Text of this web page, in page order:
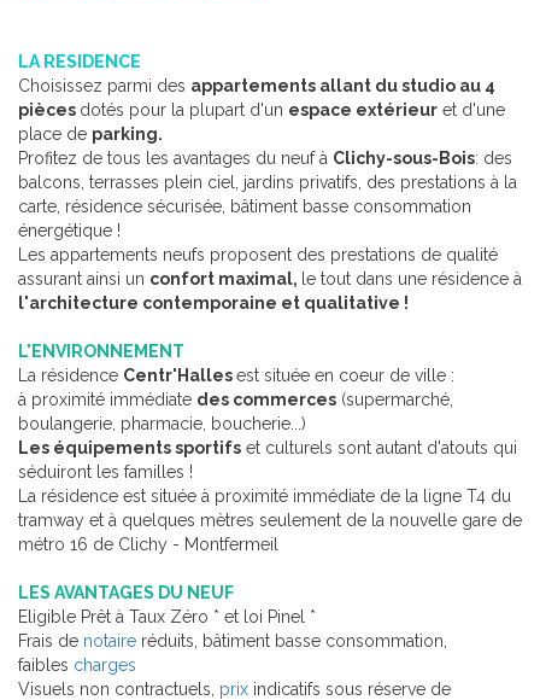
LA RESIDENCE
Choisissez parmi des appartements allant du studio au 4
pièces dotés pour la plupart d'un espace extérieur et d'une
place de parking.
Profitez de tous les avantages du neuf à Clichy-sous-Bois: des
balcons, terrasses plein ciel, jardins privatifs, des prestations à la
carte, résidence sécurisée, bâtiment basse consommation
énergétique !
Les appartements neufs proposent des prestations de qualité
assurant ainsi un confort maximal, le tout dans une résidence à
l'architecture contemporaine et qualitative !
L'ENVIRONNEMENT
La résidence Centr'Hallesest située en coeur de ville :
à proximité immédiate des commerces (supermarché,
boulangerie, pharmacie, boucherie...)
Les équipements sportifs et culturels sont autant d'atouts qui
séduiront les familles !
La résidence est située à proximité immédiate de la ligne T4 du
tramway et à quelques mètres seulement de la nouvelle gare de
métro 16 de Clichy - Montfermeil
LES AVANTAGES DU NEUF
Eligible Prêt à Taux Zéro * et loi Pinel *
Frais de notaire réduits, bâtiment basse consommation,
faibles charges
Visuels non contractuels, prix indicatifs sous réserve de